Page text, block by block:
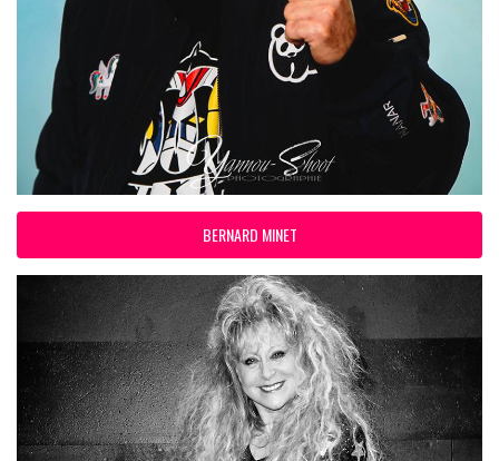
BERNARD MINET